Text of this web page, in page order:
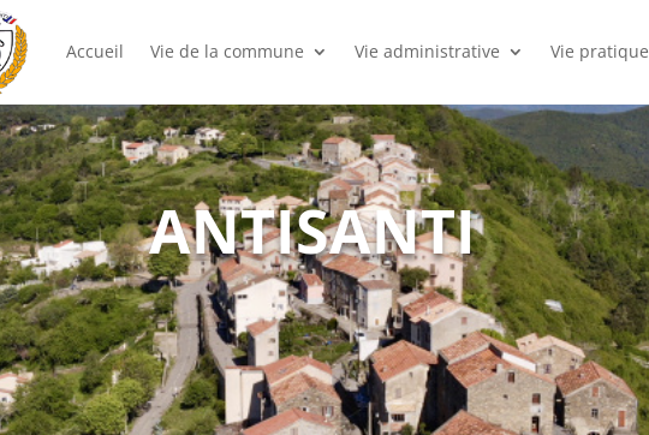
Accueil Vie de la commune Vie administrative Vie pratique
ANTISANTI